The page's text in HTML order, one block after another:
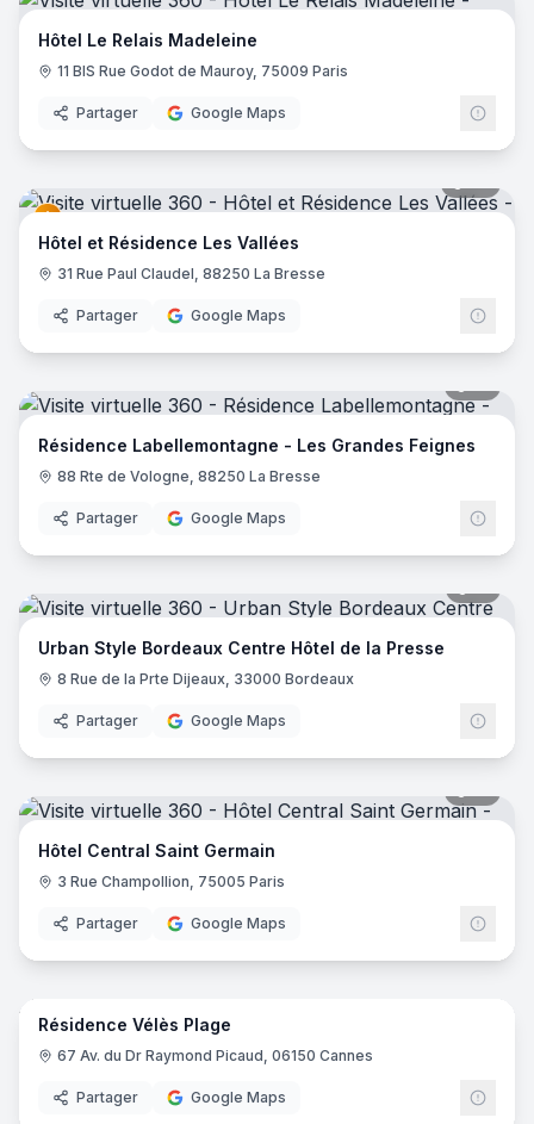
Hôtel Le Relais Madeleine
11 BIS Rue Godot de Mauroy, 75009 Paris
Partager Google Maps
Hôtel et Résidence Les Vallées
31 Rue Paul Claudel, 88250 La Bresse
Partager Google Maps
Résidence Labellemontagne - Les Grandes Feignes
88 Rte de Vologne, 88250 La Bresse
Partager Google Maps
Urban Style Bordeaux Centre Hôtel de la Presse
8 Rue de la Prte Dijeaux, 33000 Bordeaux
Partager Google Maps
Hôtel Central Saint Germain
3 Rue Champollion, 75005 Paris
Partager Google Maps
14
Résidence Vélès Plage
67 Av. du Dr Raymond Picaud, 06150 Cannes
Partager Google Maps